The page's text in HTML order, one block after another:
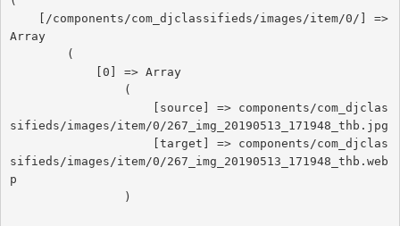
Array
sifieds/images/item/0/267_img_20190513_171948_thb.jpg
sifieds/images/item/0/267_img_20190513_171948_thb.web
p